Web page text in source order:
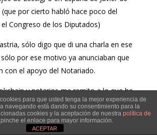
(que por cierto habló hace poco del
Congreso de los Diputados)
sólo digo que di una charla en ese
por ese motivo ya anunciaban que
con el apoyo del Notariado.
y notarios me remito a lo que he
este blog.para que usted tenga la mejor experiencia de
navegando está dando su consentimiento para la
cookies y la aceptación de nuestra política de
el enlace para mayor información.
ACEPTAR